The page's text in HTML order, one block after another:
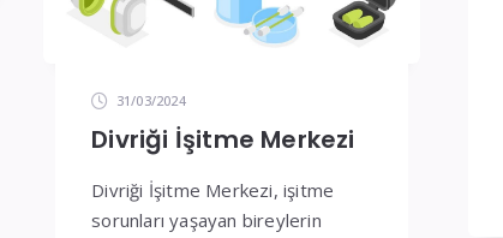
31/03/2024
Divriği İşitme Merkezi
Divriği İşitme Merkezi, işitme
sorunları yaşayan bireylerin